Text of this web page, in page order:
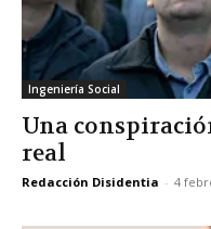
Ingeniería Social
Una
real
Redacción Disidentia - 4